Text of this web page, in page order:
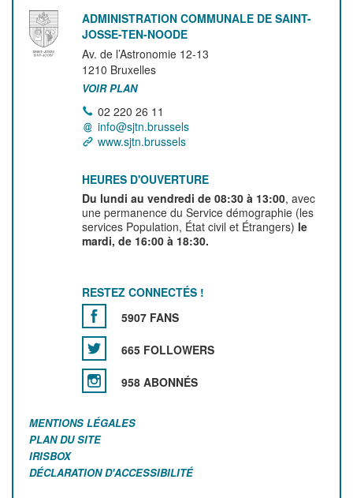
ADMINISTRATION COMMUNALE DE SAINT-
JOSSE-TEN-NOODE
Av. de l’Astronomie 12-13
1210 Bruxelles
VOIR PLAN
02 220 26 11
info@sjtn.brussels
www.sjtn.brussels
HEURES D'OUVERTURE
Du lundi au vendredi de 08:30 à 13:00, avec
une permanence du Service démographie (les
services Population, État civil et Étrangers) le
mardi, de 16:00 à 18:30.
RESTEZ CONNECTÉS !
5907 FANS
665 FOLLOWERS
958 ABONNÉS
MENTIONS LÉGALES
PLAN DU SITE
IRISBOX
DÉCLARATION D'ACCESSIBILITÉ